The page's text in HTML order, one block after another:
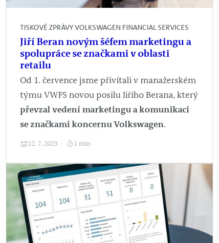
TISKOVÉ ZPRÁVY VOLKSWAGEN FINANCIAL SERVICES
Jiří Beran novým šéfem marketingu a
spolupráce se značkami v oblasti
retailu
Od 1. července jsme přivítali v manažerském
týmu VWFS novou posilu Jiřího Berana, který
převzal vedení marketingu a komunikaci
se značkami koncernu Volkswagen.
12. 7. 2023 1 min